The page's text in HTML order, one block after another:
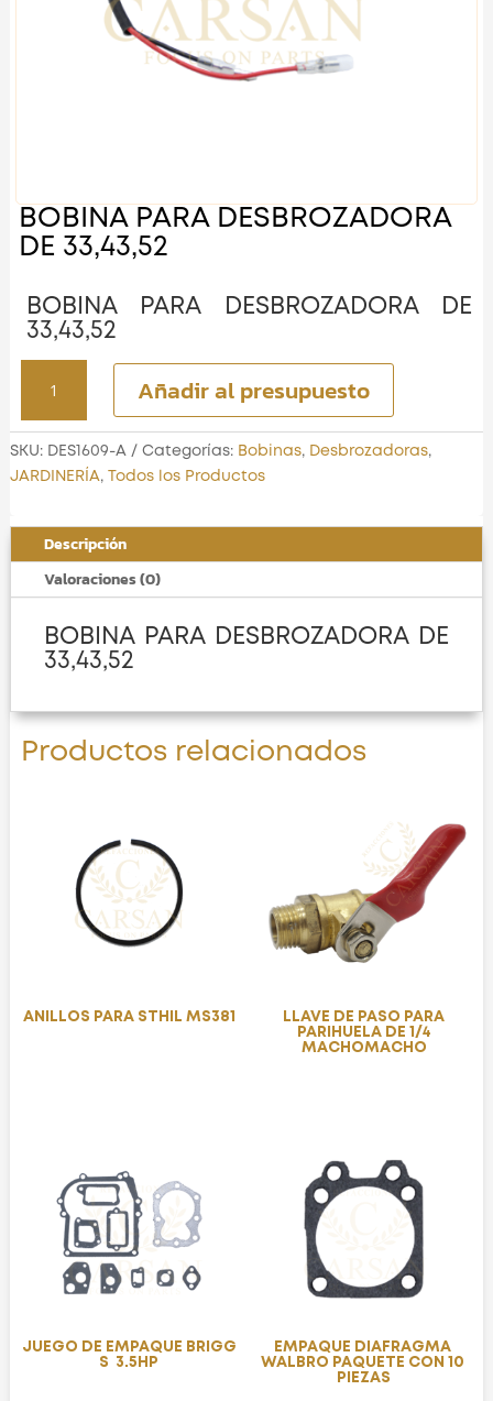
BOBINA PARA DESBROZADORA
DE 33,43,52
BOBINA PARA DESBROZADORA DE
33,43,52
PARA
DESBROZADORA
DE
33,43,52
Añadir al presupuesto
SKU: DES1609-A Categorías: Bobinas, Desbrozadoras,
JARDINERÍA, Todos los Productos
Descripción
Valoraciones (0)
BOBINA PARA DESBROZADORA DE
33,43,52
Productos relacionados
ANILLOS PARA STHIL MS381
LLAVE DE PASO PARA
PARIHUELA DE 1/4
MACHOMACHO
JUEGO DE EMPAQUE BRIGG
S 3.5HP
EMPAQUE DIAFRAGMA
WALBRO PAQUETE CON 10
PIEZAS